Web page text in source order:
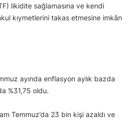
likidite sağlamasına ve kendi
kıymetlerini takas etmesine imkân
ayında enflasyon aylık bazda
%31,75 oldu.
Temmuz’da 23 bin kişi azaldı ve